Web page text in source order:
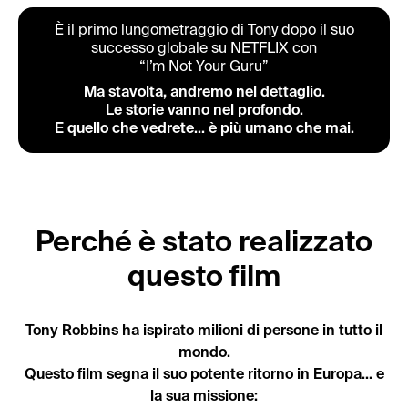
È il primo lungometraggio di Tony dopo il suo
successo globale su NETFLIX con
“I’m Not Your Guru”
Ma stavolta, andremo nel dettaglio.
Le storie vanno nel profondo.
E quello che vedrete... è più umano che mai.
Perché è stato realizzato
questo film
Tony Robbins ha ispirato milioni di persone in tutto il
mondo.
Questo film segna il suo potente ritorno in Europa... e
la sua missione: